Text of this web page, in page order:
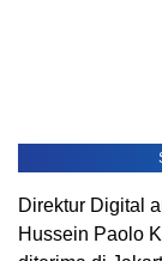
Direktur Digital
Hussein Paolo